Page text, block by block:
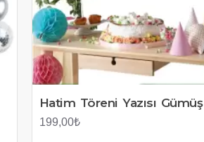
Hatim Töreni Yazısı Gümüş
199,00₺